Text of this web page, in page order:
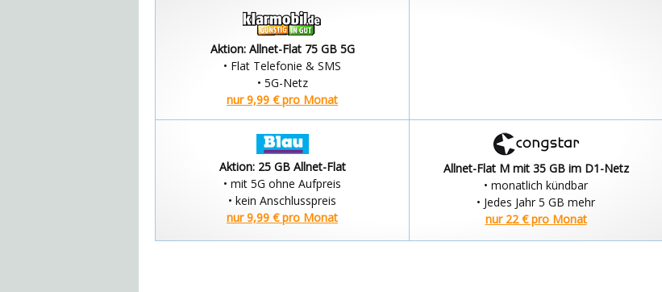
Aktion: Allnet-Flat 75 GB 5G
• Flat Telefonie & SMS
• 5G-Netz
nur 9,99 € pro Monat
Aktion: 25 GB Allnet-Flat
• mit 5G ohne Aufpreis
• kein Anschlusspreis
nur 9,99 € pro Monat
Allnet-Flat M mit 35 GB im D1-Netz
• monatlich kündbar
• Jedes Jahr 5 GB mehr
nur 22 € pro Monat